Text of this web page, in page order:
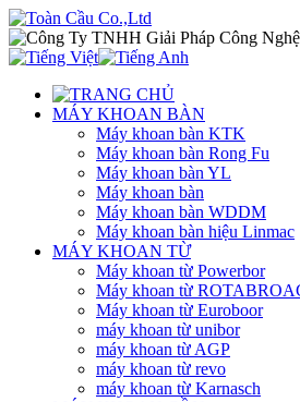
MÁY KHOAN BÀN
Máy khoan bàn KTK
Máy khoan bàn Rong Fu
Máy khoan bàn YL
Máy khoan bàn
Máy khoan bàn WDDM
Máy khoan bàn hiệu Linmac
MÁY KHOAN TỪ
Máy khoan từ Powerbor
Máy khoan từ
Máy khoan từ Euroboor
máy khoan từ unibor
máy khoan từ AGP
máy khoan từ revo
máy khoan từ Karnasch